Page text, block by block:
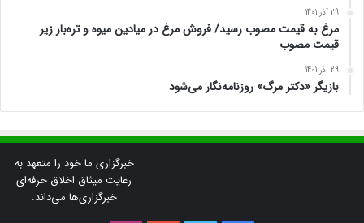
29 آذر 1401
مرغ به قیمت مصوب رسید/ فروش مرغ در میادین میوه و تره‌بار زیر
قیمت مصوب
29 آذر 1401
بازیگر «دکتر مرگ» روزنامه‌نگار می‌شود
خبرگزاری ما خود را متعهد به
رعایت میثاق اخلاق حرفه‌ای
خبرگزاری‌ها می‌داند.